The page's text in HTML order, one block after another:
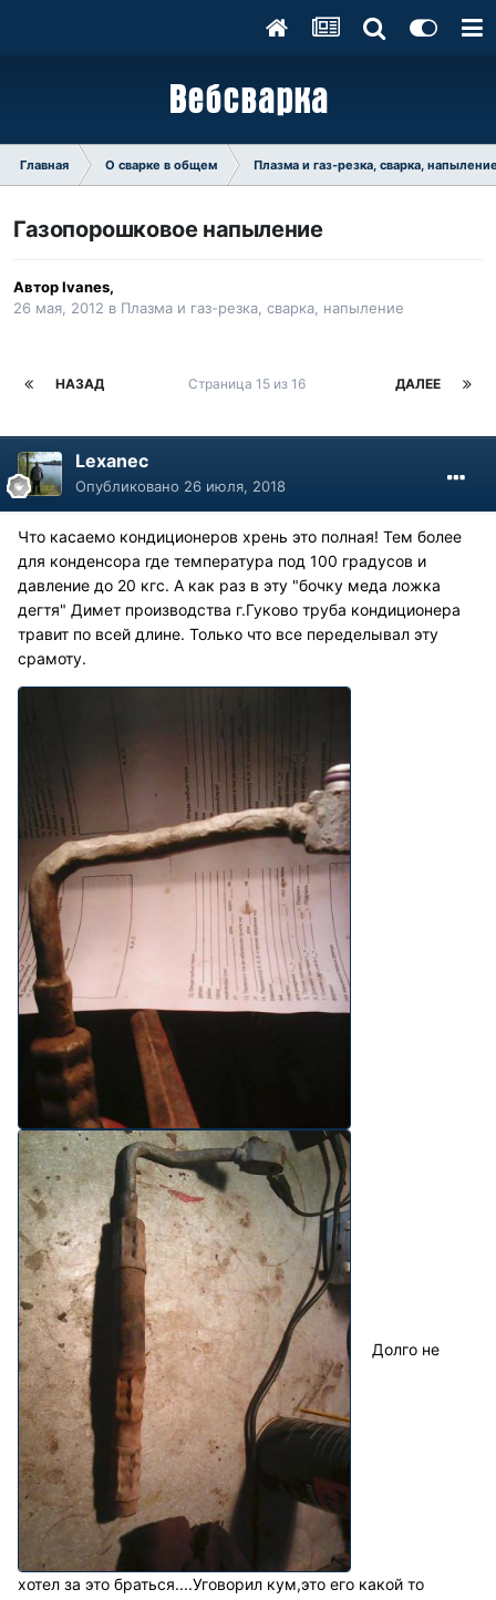
Главная О сварке в общем Плазма и газ-резка, сварка,
Газопорошковое напыление
АвторIvanes,
26 мая, 2012 в Плазма и газ-резка, сварка, напыление
НАЗАД ДАЛЕЕ
Страница 15 из 16
Lexanec
Опубликовано 26 июля, 2018
Что касаемо кондиционеров хрень это полная! Тем более
для конденсора где температура под 100 градусов и
давление до 20 кгс. А как раз в эту "бочку меда ложка
дегтя" Димет производства г.Гуково труба кондиционера
травит по всей длине. Только что все переделывал эту
срамоту.
Долго не
хотел за это браться....Уговорил кум,это его какой то